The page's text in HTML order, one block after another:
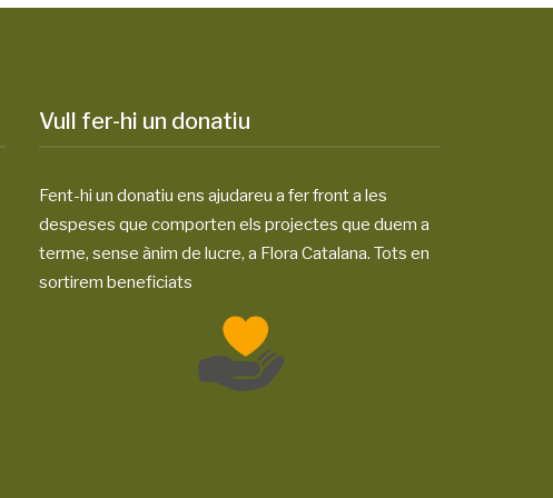
Vull fer-hi un donatiu
Fent-hi un donatiu ens ajudareu a fer front a les
despeses que comporten els projectes que duem a
terme, sense ànim de lucre, a Flora Catalana. Tots en
sortirem beneficiats